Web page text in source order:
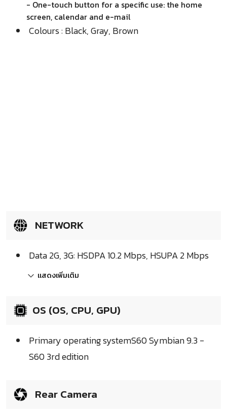
- One-touch button for a specific use: the home
screen, calendar and e-mail
Colours : Black, Gray, Brown
NETWORK
Data 2G, 3G: HSDPA 10.2 Mbps, HSUPA 2 Mbps
แสดงเพิ่มเติม
OS (OS, CPU, GPU)
Primary operating systemS60 Symbian 9.3 -
S60 3rd edition
Rear Camera